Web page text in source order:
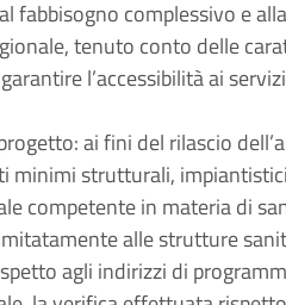
fabbisogno complessivo e
tenuto conto delle
l’accessibilità ai
ai fini del rilascio
minimi strutturali,
competente in materia di
alle strutture
agli indirizzi di